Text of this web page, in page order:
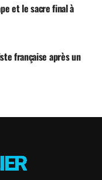
et le sacre final à
française après un